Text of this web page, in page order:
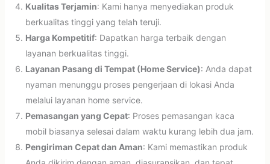
Kualitas Terjamin: Kami hanya menyediakan produk
berkualitas tinggi yang telah teruji.
Harga Kompetitif: Dapatkan harga terbaik dengan
layanan berkualitas tinggi.
Layanan Pasang di Tempat (Home Service): Anda dapat
nyaman menunggu proses pengerjaan di lokasi Anda
melalui layanan home service.
Pemasangan yang Cepat: Proses pemasangan kaca
mobil biasanya selesai dalam waktu kurang lebih dua jam.
Pengiriman Cepat dan Aman: Kami memastikan produk